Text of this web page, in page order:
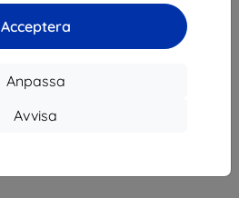
Acceptera
Anpassa
Avvisa